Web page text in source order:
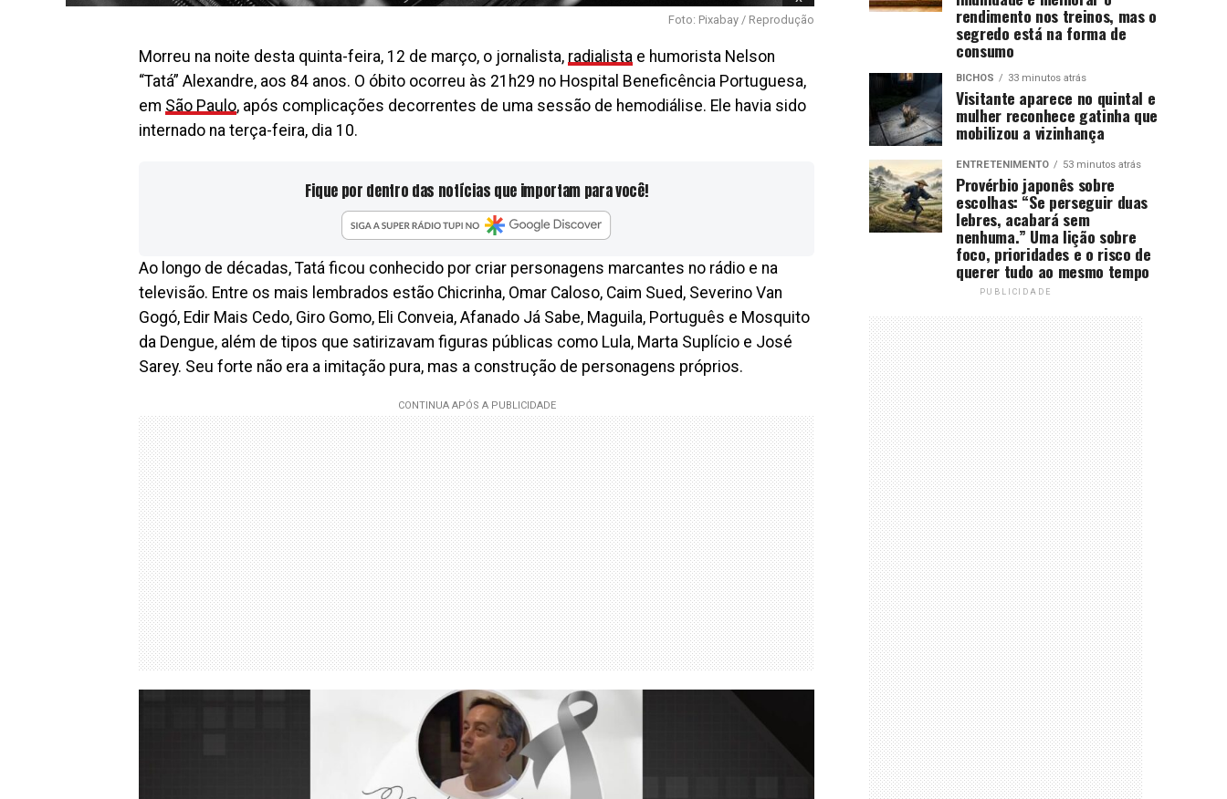
Foto: Pixabay / Reprodução
Morreu na noite desta quinta-feira, 12 de março, o jornalista, radialista e humorista Nelson
“Tatá” Alexandre, aos 84 anos. O óbito ocorreu às 21h29 no Hospital Beneficência Portuguesa,
em São Paulo, após complicações decorrentes de uma sessão de hemodiálise. Ele havia sido
internado na terça-feira, dia 10.
Fique por dentro das notícias que importam para você!
Ao longo de décadas, Tatá ficou conhecido por criar personagens marcantes no rádio e na
televisão. Entre os mais lembrados estão Chicrinha, Omar Caloso, Caim Sued, Severino Van
Gogó, Edir Mais Cedo, Giro Gomo, Eli Conveia, Afanado Já Sabe, Maguila, Português e Mosquito
da Dengue, além de tipos que satirizavam figuras públicas como Lula, Marta Suplício e José
Sarey. Seu forte não era a imitação pura, mas a construção de personagens próprios.
rendimento nos treinos, mas o
segredo está na forma de
consumo
BICHOS 33 minutos atrás
Visitante aparece no quintal e
mulher reconhece gatinha que
mobilizou a vizinhança
ENTRETENIMENTO 53 minutos atrás
Provérbio japonês sobre
escolhas: “Se perseguir duas
lebres, acabará sem
nenhuma.” Uma lição sobre
foco, prioridades e o risco de
querer tudo ao mesmo tempo
PUBLICIDADE